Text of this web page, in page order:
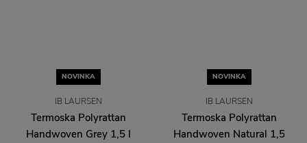
NOVINKA
IB LAURSEN
Termoska Polyrattan
Handwoven Grey 1,5 l
NOVINKA
IB LAURSEN
Termoska Polyrattan
Handwoven Natural 1,5